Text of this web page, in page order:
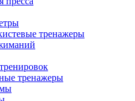
тренажеры
тренажеры